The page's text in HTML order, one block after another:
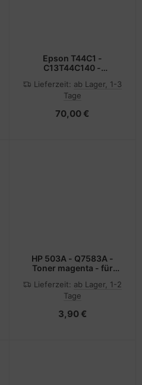
Epson T44C1 -
C13T44C140 -
schwarz - für
ColorWorks CW-
CW-C6500Ae, CW-
Lieferzeit: ab Lager, 1-3
Tage
70,00 €
HP 503A - Q7583A -
Toner magenta - für
3800dn, 3800dtn,
3800n, CP3505,
CP3505x
Lieferzeit: ab Lager, 1-2
Tage
3,90 €